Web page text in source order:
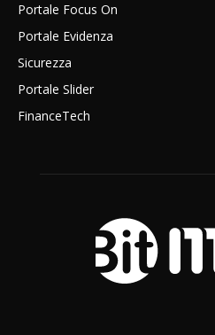
Portale Focus On
Portale Evidenza
Sicurezza
Portale Slider
FinanceTech